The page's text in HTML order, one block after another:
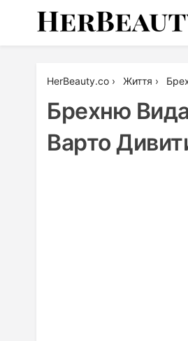
HerBeauty.co › Життя ›
Брехню
Варто